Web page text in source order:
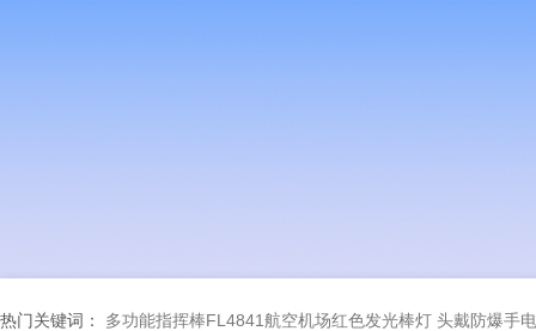
热门关键词： 多功能指挥棒FL4841航空机场红色发光棒灯 头戴防爆手